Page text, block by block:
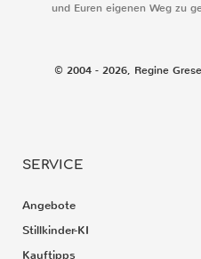
und Euren eigenen Weg zu
© 2004 - 2026, Regine
SERVICE
Angebote
Stillkinder-KI
Kauftipps